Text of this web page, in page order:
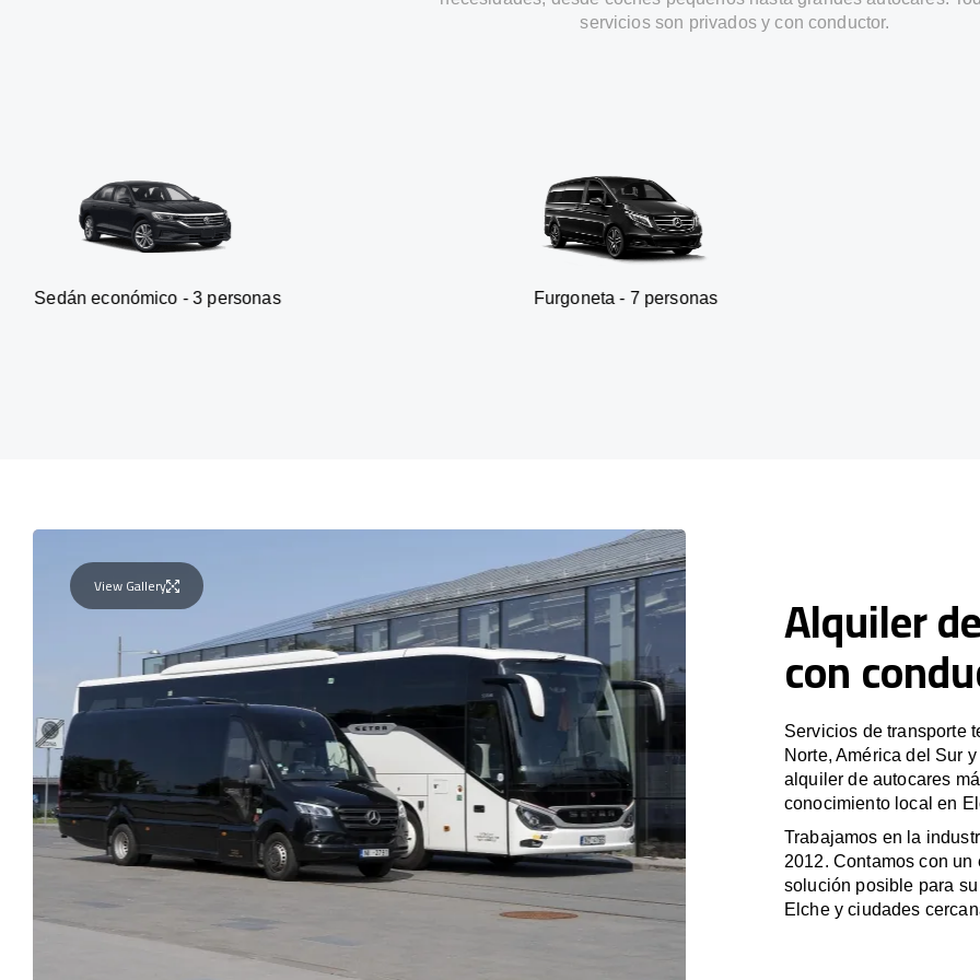
servicios son privados y con conductor.
- 3 personas Furgoneta - 7 personas SUV - 3
View Gallery Alquiler
con
Servicios de transporte
Norte, América del Sur
alquiler de autocares
conocimiento local en
Trabajamos en la
2012. Contamos con
solución posible para
Elche y ciudades